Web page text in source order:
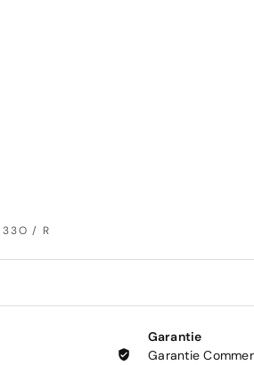
/ R
Garantie
Garantie